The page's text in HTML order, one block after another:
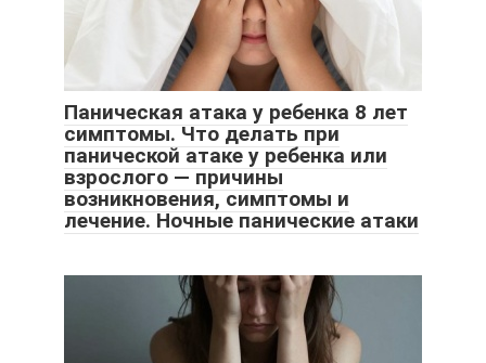
Паническая атака у ребенка 8 лет
симптомы. Что делать при
панической атаке у ребенка или
взрослого — причины
возникновения, симптомы и
лечение. Ночные панические атаки